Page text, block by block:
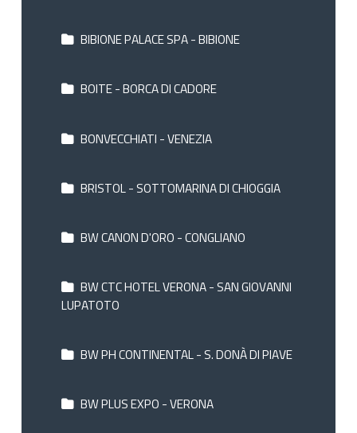
BIBIONE PALACE SPA - BIBIONE
BOITE - BORCA DI CADORE
BONVECCHIATI - VENEZIA
BRISTOL - SOTTOMARINA DI CHIOGGIA
BW CANON D'ORO - CONGLIANO
BW CTC HOTEL VERONA - SAN GIOVANNI
LUPATOTO
BW PH CONTINENTAL - S. DONÀ DI PIAVE
BW PLUS EXPO - VERONA